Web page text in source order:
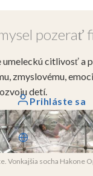
Prihláste sa
Slovenčina
pozerať
umeleckú citlivosť a
zmyslovému,
detí.
Vonkajšia socha Hakone